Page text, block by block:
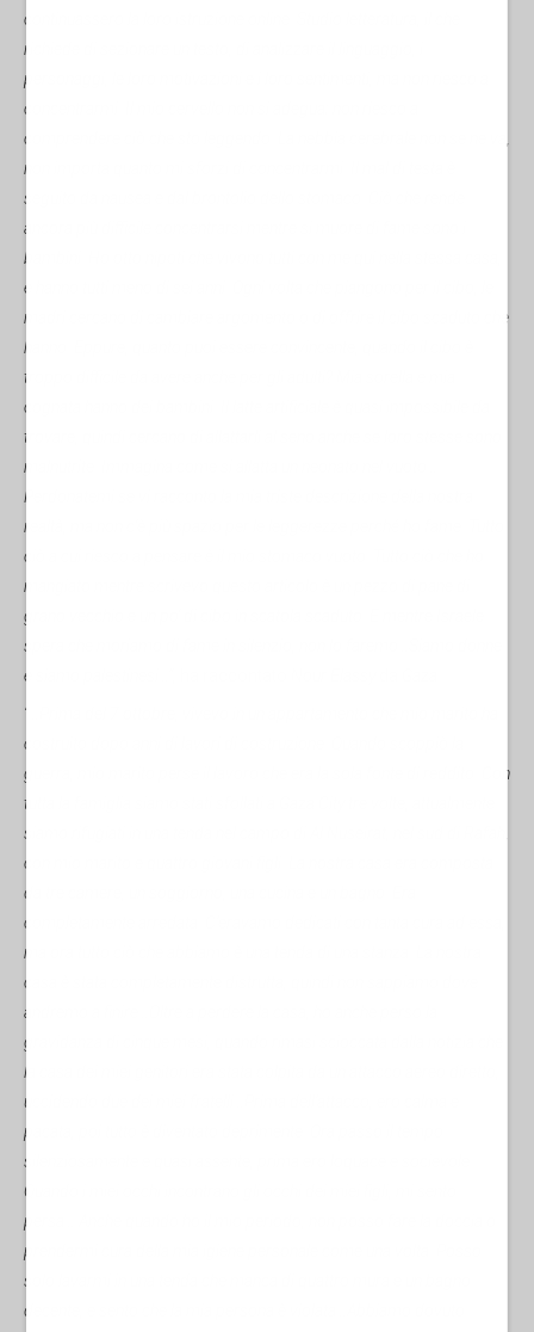
continuassero la loro istruzione online. Studio letteratura, il che
richiede di sezionare un testo, di analizzare il linguaggio, i
personaggi, le loro motivazioni e i loro sentimenti, ma non riesco a
concentrarmi. Il mio cervello non si adegua; non riesco a
comprendere ciò che sto leggendo. La nebbia cerebrale non se ne va,
non importa quanto mi sforzi di concentrarmi. Il mal di testa è
seguito da nausea e dal brontolio dello stomaco. Ciò che rende
ancora più difficile concentrarsi mentre si muore di fame sono i
bambini. Ho otto nipoti che vivono tutti con me qui nella stessa casa,
e hanno tutti meno di sei anni. Ogni volta che piangono per il cibo, le
madri cercano di cambiare argomento o di offrire il cibo scaduto che
hanno. Eppure, quanto puoi essere convincente, quando il cibo è
troppo difficile da avere anche per gli adulti? Mia sorella e mia
cognata hanno dei bambini. Il latte artificiale è quasi impossibile da
trovare, quindi cercano di allattarli al seno anche se loro stesse sono
malnutrite. Immagina come si allatta un neonato nel vuoto…
Perdonatemi se vi racconto la mia triste descrizione della nostra
realtà, ma non c'è più spazio per le leggerezze perché ho fame. Tutto
ciò a cui riesco a pensare è il mio stomaco vuoto. Tutto ciò che ho
mangiato mentre scrivevo questo articolo è un pezzo di pane di
grano vecchio e un po' di cibo in scatola scaduto. E mentre Israele
spera che moriamo di fame in silenzio, non lo faremo…Siamo donne
e siamo palestinesi…”,
“…Prima del 7 ottobre, vivevo in un appartamento che mio marito ha
costruito dopo anni di lavori di costruzione. Quando scoppiò la
guerra, mio marito perse il lavoro che era la sola fonte di reddito. Con
tutta la famiglia siamo stati sfollati a Gaza City tre volte, attualmente
siamo rifugiati in una tenda nel campo di Al Nuseirat, nel sud di Rafah,
con mio marito e quattro giovani figli. La nostra casa era composta
da tre camere, un soggiorno, una cucina e un bagno. Era
completamente arredata. C’eravamo dedicati con tanta cura ad essa,
ma ora tutto ciò che abbiamo è una tenda di una stanza. La nostra
casa è stata completamente distrutta, quindi non sappiamo dove
andremo a finire…Oltre a perdere la casa, ho anche perso la
gravidanza di cinque mesi, quando rimasi scioccata dalla notizia che
la casa dei miei genitori era stata colpita da un attacco aereo diretto,
uccidendo due dei miei fratelli…Prima dell’attacco, ero calma e
pacata, poi tutto è diventato deprimente. Ora passo il tempo
silenziosamente e quasi assente, prima ero loquace e socievole.
Quando i miei occhi incontrano gli occhi dei miei figli, mi sento
persa… Anche quando ho il mio periodo, non posso fare la doccia o
prendermi cura della mia igiene personale come una volta. Posso
solo lavarmi in una tenda che manca di quattro mura e un bagno
decente, e sento che la mia persona è violata…Abbiamo dovuto